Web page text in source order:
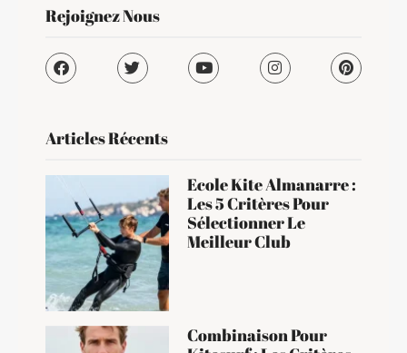
Rejoignez Nous
Articles Récents
Ecole Kite Almanarre :
Les 5 Critères Pour
Sélectionner Le
Meilleur Club
Combinaison Pour